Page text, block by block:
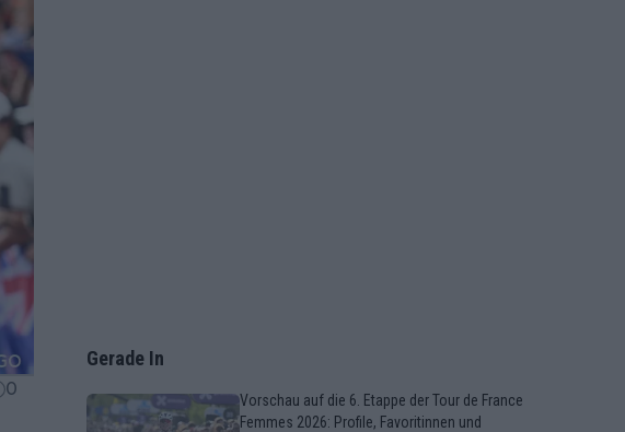
0
Gerade In
Vorschau auf die 6. Etappe der Tour de France
Femmes 2026: Profile, Favoritinnen und